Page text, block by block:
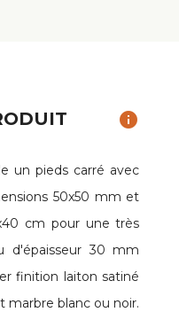
info
un pieds carré avec
50x50 mm et
cm pour une très
d'épaisseur 30 mm
finition laiton satiné
marbre blanc ou noir.